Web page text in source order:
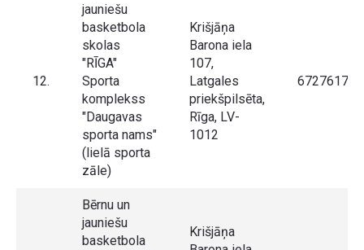
12.
jauniešu
basketbola
skolas
"RĪGA"
Sporta
komplekss
"Daugavas
sporta nams"
(lielā sporta
zāle)
Krišjāņa
Barona iela
107,
Latgales
priekšpilsēta,
Rīga, LV-
1012
67276175
Bērnu un
jauniešu
basketbola
Krišjāņa